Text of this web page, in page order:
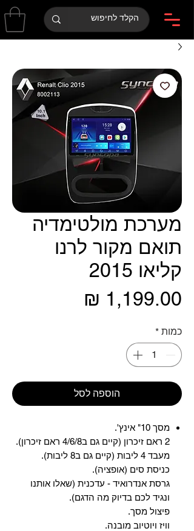
מערכת מולטימדיה
תואם מקור לרנו
קליאו 2015
כמות *
הוספה לסל
מסך 10" אינץ'.
2 ראם זיכרון (קיים גם ב4/6/8 ראם זיכרון).
מעבד 4 ליבות (קיים גם ב8 ליבות).
כניסת סים (אופציה).
גרסת אנדרואיד - עדכנית (שאלו אותנו
ונגיד לכם בדיוק מה הדגם).
פיצול מסך.
וויז ויוטיוב מובנה.